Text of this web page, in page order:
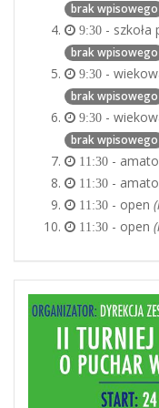
brak wpisowego
9:30 - szkoła
brak wpisowego
9:30 -
brak wpisowego
9:30 -
brak wpisowego
11:30 -
11:30 -
11:30 - open
11:30 - open